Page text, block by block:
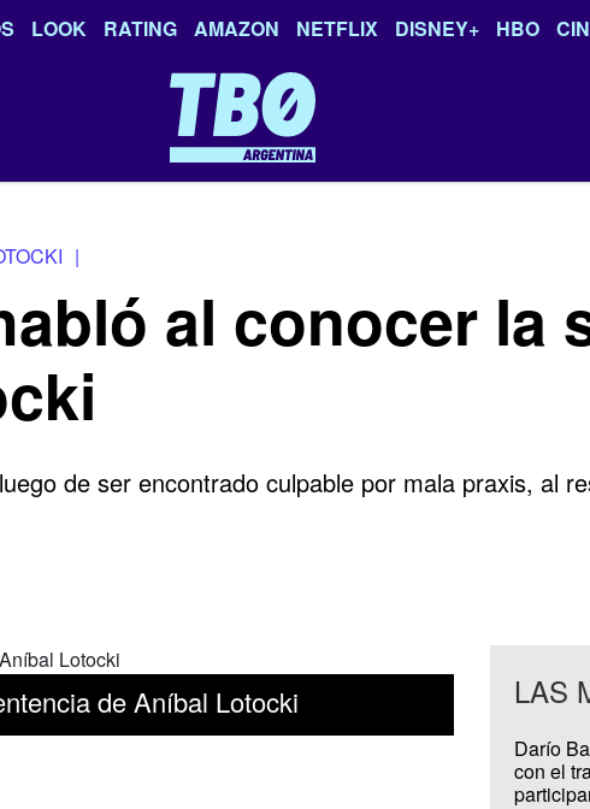
LOOK RATING AMAZON NETFLIX DISNEY+ HBO
|
al conocer la
de ser encontrado culpable por mala praxis, al
de Aníbal Lotocki LAS
Darío
con el